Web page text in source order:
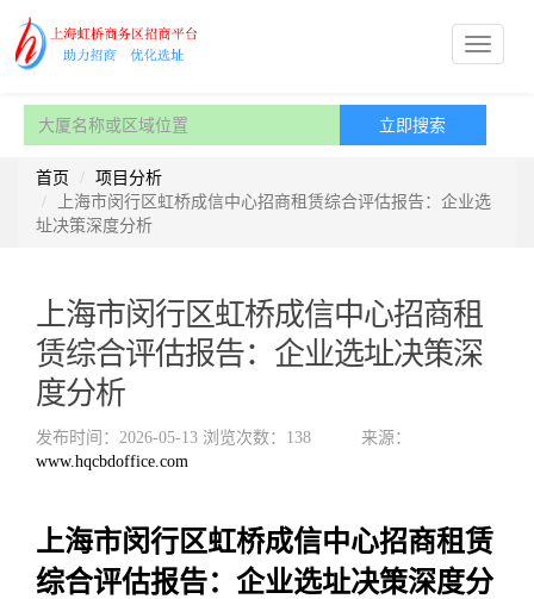
首页
项目分析
上海市闵行区虹桥成信中心招商租赁综合评估报告：企业选
址决策深度分析
上海市闵行区虹桥成信中心招商租
赁综合评估报告：企业选址决策深
度分析
发布时间：2026-05-13 浏览次数：138
来源：
www.hqcbdoffice.com
上海市闵行区虹桥成信中心招商租赁
综合评估报告：企业选址决策深度分